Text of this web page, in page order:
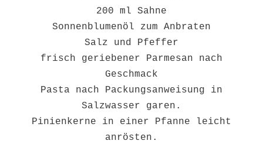
200 ml Sahne
Sonnenblumenöl zum Anbraten
Salz und Pfeffer
frisch geriebener Parmesan nach
Geschmack
Pasta nach Packungsanweisung in
Salzwasser garen.
Pinienkerne in einer Pfanne leicht
anrösten.